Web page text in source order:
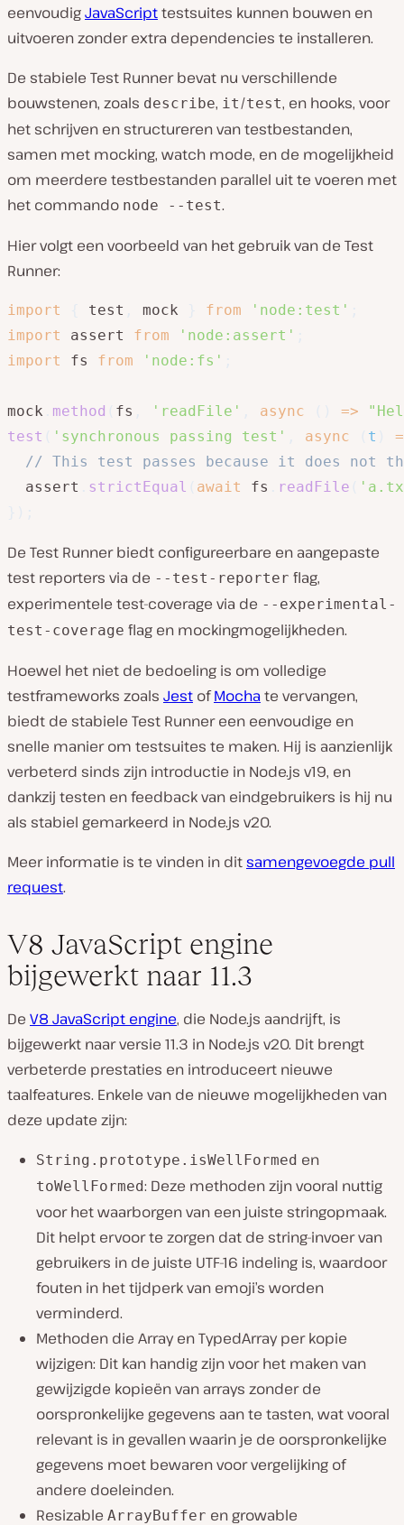
eenvoudigJavaScripttestsuites kunnen bouwen en
uitvoeren zonder extra dependencies te installeren.
De stabiele Test Runner bevat nu verschillende
bouwstenen, zoals describe, it/test, en hooks, voor
het schrijven en structureren van testbestanden,
samen met mocking, watch mode, en de mogelijkheid
om meerdere testbestanden parallel uit te voeren met
het commando node --test.
Hier volgt een voorbeeld van het gebruik van de Test
Runner:
import test mock from 'node:test'
import
assert from 'node:assert'
import
fs from 'node:fs'
mock method fs 'readFile' async =>
test
'synchronous passing test' async t
// This test passes because it does not
  assert
strictEqual await fs readFile
De Test Runner biedt configureerbare en aangepaste
test reporters via de --test-reporter flag,
experimentele test-coverage via de --experimental-
test-coverage flag en mockingmogelijkheden.
Hoewel het niet de bedoeling is om volledige
testframeworks zoals Jest ofMochate vervangen,
biedt de stabiele Test Runner een eenvoudige en
snelle manier om testsuites te maken. Hij is aanzienlijk
verbeterd sinds zijn introductie in Node.js v19, en
dankzij testen en feedback van eindgebruikers is hij nu
als stabiel gemarkeerd in Node.js v20.
Meer informatie is te vinden in ditsamengevoegde pull
request.
V8 JavaScript engine
bijgewerkt naar 11.3
De V8 JavaScript engine, die Node.js aandrijft, is
bijgewerkt naar versie 11.3 in Node.js v20. Dit brengt
verbeterde prestaties en introduceert nieuwe
taalfeatures. Enkele van de nieuwe mogelijkheden van
deze update zijn:
String.prototype.isWellFormed en
toWellFormed: Deze methoden zijn vooral nuttig
voor het waarborgen van een juiste stringopmaak.
Dit helpt ervoor te zorgen dat de string-invoer van
gebruikers in de juiste UTF-16 indeling is, waardoor
fouten in het tijdperk van emoji’s worden
verminderd.
Methoden die Array en TypedArray per kopie
wijzigen: Dit kan handig zijn voor het maken van
gewijzigde kopieën van arrays zonder de
oorspronkelijke gegevens aan te tasten, wat vooral
relevant is in gevallen waarin je de oorspronkelijke
gegevens moet bewaren voor vergelijking of
andere doeleinden.
Resizable ArrayBuffer en growable